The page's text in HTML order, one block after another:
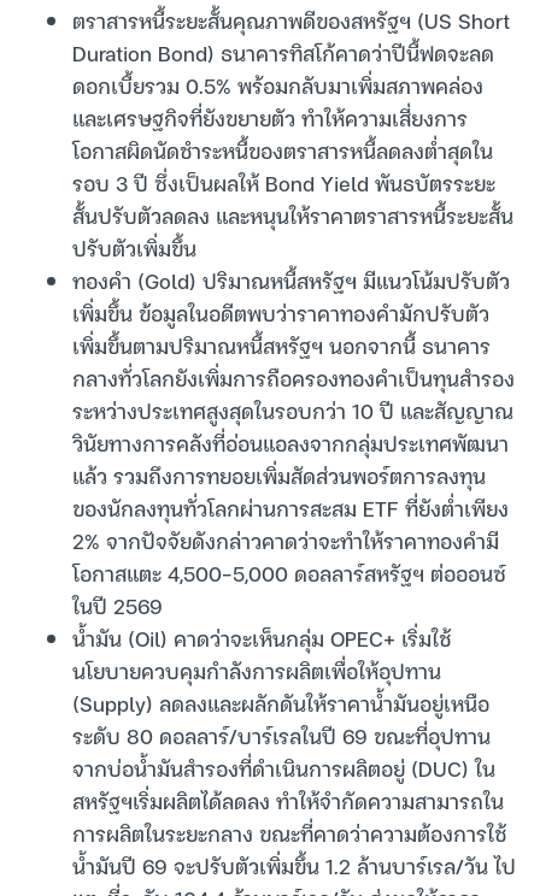
ตราสารหนี้ระยะสั้นคุณภาพดีของสหรัฐฯ (US Short
Duration Bond) ธนาคารทิสโก้คาดว่าปีนี้ฟดจะลด
ดอกเบี้ยรวม 0.5% พร้อมกลับมาเพิ่มสภาพคล่อง
และเศรษฐกิจที่ยังขยายตัว ทำให้ความเสี่ยงการ
โอกาสผิดนัดชำระหนี้ของตราสารหนี้ลดลงต่ำสุดใน
รอบ 3 ปี ซึ่งเป็นผลให้ Bond Yield พันธบัตรระยะ
สั้นปรับตัวลดลง และหนุนให้ราคาตราสารหนี้ระยะสั้น
ปรับตัวเพิ่มขึ้น
ทองคำ (Gold) ปริมาณหนี้สหรัฐฯ มีแนวโน้มปรับตัว
เพิ่มขึ้น ข้อมูลในอดีตพบว่าราคาทองคำมักปรับตัว
เพิ่มขึ้นตามปริมาณหนี้สหรัฐฯ นอกจากนี้ ธนาคาร
กลางทั่วโลกยังเพิ่มการถือครองทองคำเป็นทุนสำรอง
ระหว่างประเทศสูงสุดในรอบกว่า 10 ปี และสัญญาณ
วินัยทางการคลังที่อ่อนแอลงจากกลุ่มประเทศพัฒนา
แล้ว รวมถึงการทยอยเพิ่มสัดส่วนพอร์ตการลงทุน
ของนักลงทุนทั่วโลกผ่านการสะสม ETF ที่ยังต่ำเพียง
2% จากปัจจัยดังกล่าวคาดว่าจะทำให้ราคาทองคำมี
โอกาสแตะ 4,500-5,000 ดอลลาร์สหรัฐฯ ต่อออนซ์
ในปี 2569
น้ำมัน (Oil) คาดว่าจะเห็นกลุ่ม OPEC+ เริ่มใช้
นโยบายควบคุมกำลังการผลิตเพื่อให้อุปทาน
(Supply) ลดลงและผลักดันให้ราคาน้ำมันอยู่เหนือ
ระดับ 80 ดอลลาร์/บาร์เรลในปี 69 ขณะที่อุปทาน
จากบ่อน้ำมันสำรองที่ดำเนินการผลิตอยู่ (DUC) ใน
สหรัฐฯเริ่มผลิตได้ลดลง ทำให้จำกัดความสามารถใน
การผลิตในระยะกลาง ขณะที่คาดว่าความต้องการใช้
น้ำมันปี 69 จะปรับตัวเพิ่มขึ้น 1.2 ล้านบาร์เรล/วัน ไป